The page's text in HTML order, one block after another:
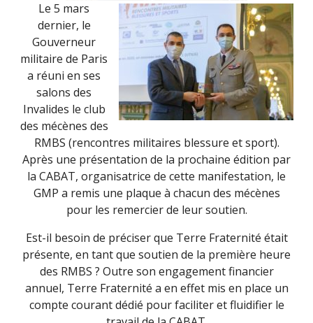
Le 5 mars
dernier, le
Gouverneur
militaire de Paris
a réuni en ses
salons des
Invalides le club
des mécènes des
RMBS (rencontres militaires blessure et sport).
Après une présentation de la prochaine édition par
la CABAT, organisatrice de cette manifestation, le
GMP a remis une plaque à chacun des mécènes
pour les remercier de leur soutien.
Est-il besoin de préciser que Terre Fraternité était
présente, en tant que soutien de la première heure
des RMBS ? Outre son engagement financier
annuel, Terre Fraternité a en effet mis en place un
compte courant dédié pour faciliter et fluidifier le